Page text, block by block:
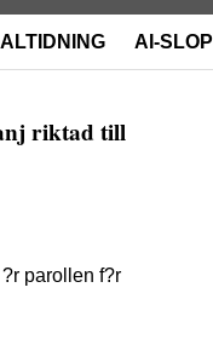
AI-SLOP
riktad till